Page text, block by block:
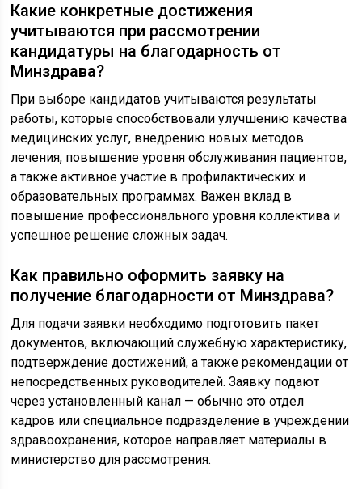
Какие конкретные достижения
учитываются при рассмотрении
кандидатуры на благодарность от
Минздрава?
При выборе кандидатов учитываются результаты
работы, которые способствовали улучшению качества
медицинских услуг, внедрению новых методов
лечения, повышение уровня обслуживания пациентов,
а также активное участие в профилактических и
образовательных программах. Важен вклад в
повышение профессионального уровня коллектива и
успешное решение сложных задач.
Как правильно оформить заявку на
получение благодарности от Минздрава?
Для подачи заявки необходимо подготовить пакет
документов, включающий служебную характеристику,
подтверждение достижений, а также рекомендации от
непосредственных руководителей. Заявку подают
через установленный канал — обычно это отдел
кадров или специальное подразделение в учреждении
здравоохранения, которое направляет материалы в
министерство для рассмотрения.